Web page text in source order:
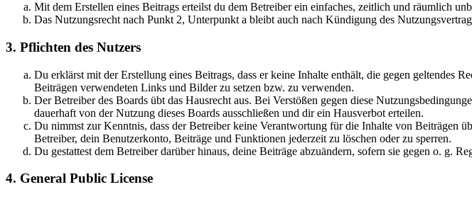
Mit dem Erstellen eines Beitrags erteilst du dem Betreiber ein einfaches, zeitlich und räumlich
Das Nutzungsrecht nach Punkt 2, Unterpunkt a bleibt auch nach Kündigung des
3. Pflichten des Nutzers
Du erklärst mit der Erstellung eines Beitrags, dass er keine Inhalte enthält, die gegen geltendes
Beiträgen verwendeten Links und Bilder zu setzen bzw. zu verwenden.
Der Betreiber des Boards übt das Hausrecht aus. Bei Verstößen gegen diese
dauerhaft von der Nutzung dieses Boards ausschließen und dir ein Hausverbot erteilen.
Du nimmst zur Kenntnis, dass der Betreiber keine Verantwortung für die Inhalte von Beiträgen
Betreiber, dein Benutzerkonto, Beiträge und Funktionen jederzeit zu löschen oder zu sperren.
Du gestattest dem Betreiber darüber hinaus, deine Beiträge abzuändern, sofern sie gegen o. g.
4. General Public License